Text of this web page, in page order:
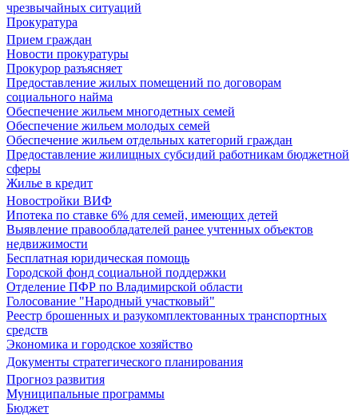
чрезвычайных ситуаций
Прокуратура
Прием граждан
Новости прокуратуры
Прокурор разъясняет
Предоставление жилых помещений по договорам
социального найма
Обеспечение жильем многодетных семей
Обеспечение жильем молодых семей
Обеспечение жильем отдельных категорий граждан
Предоставление жилищных субсидий работникам бюджетной
сферы
Жилье в кредит
Новостройки ВИФ
Ипотека по ставке 6% для семей, имеющих детей
Выявление правообладателей ранее учтенных объектов
недвижимости
Бесплатная юридическая помощь
Городской фонд социальной поддержки
Отделение ПФР по Владимирской области
Голосование "Народный участковый"
Реестр брошенных и разукомплектованных транспортных
средств
Экономика и городское хозяйство
Документы стратегического планирования
Прогноз развития
Муниципальные программы
Бюджет